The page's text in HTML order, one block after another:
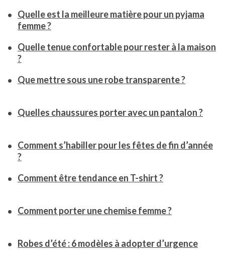
Quelle est la meilleure matière pour un pyjama
femme ?
Quelle tenue confortable pour rester à la maison
?
Que mettre sous une robe transparente ?
Quelles chaussures porter avec un pantalon ?
Comment s’habiller pour les fêtes de fin d’année
?
Comment être tendance en T-shirt ?
Comment porter une chemise femme ?
Robes d’été : 6 modèles à adopter d’urgence